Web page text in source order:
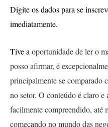
Digite os dados para se
imediatamente.
Tive a oportunidade de ler o
posso afirmar, é
principalmente se comparado
no setor. O conteúdo é claro e
facilmente compreendido, até
começando no mundo das